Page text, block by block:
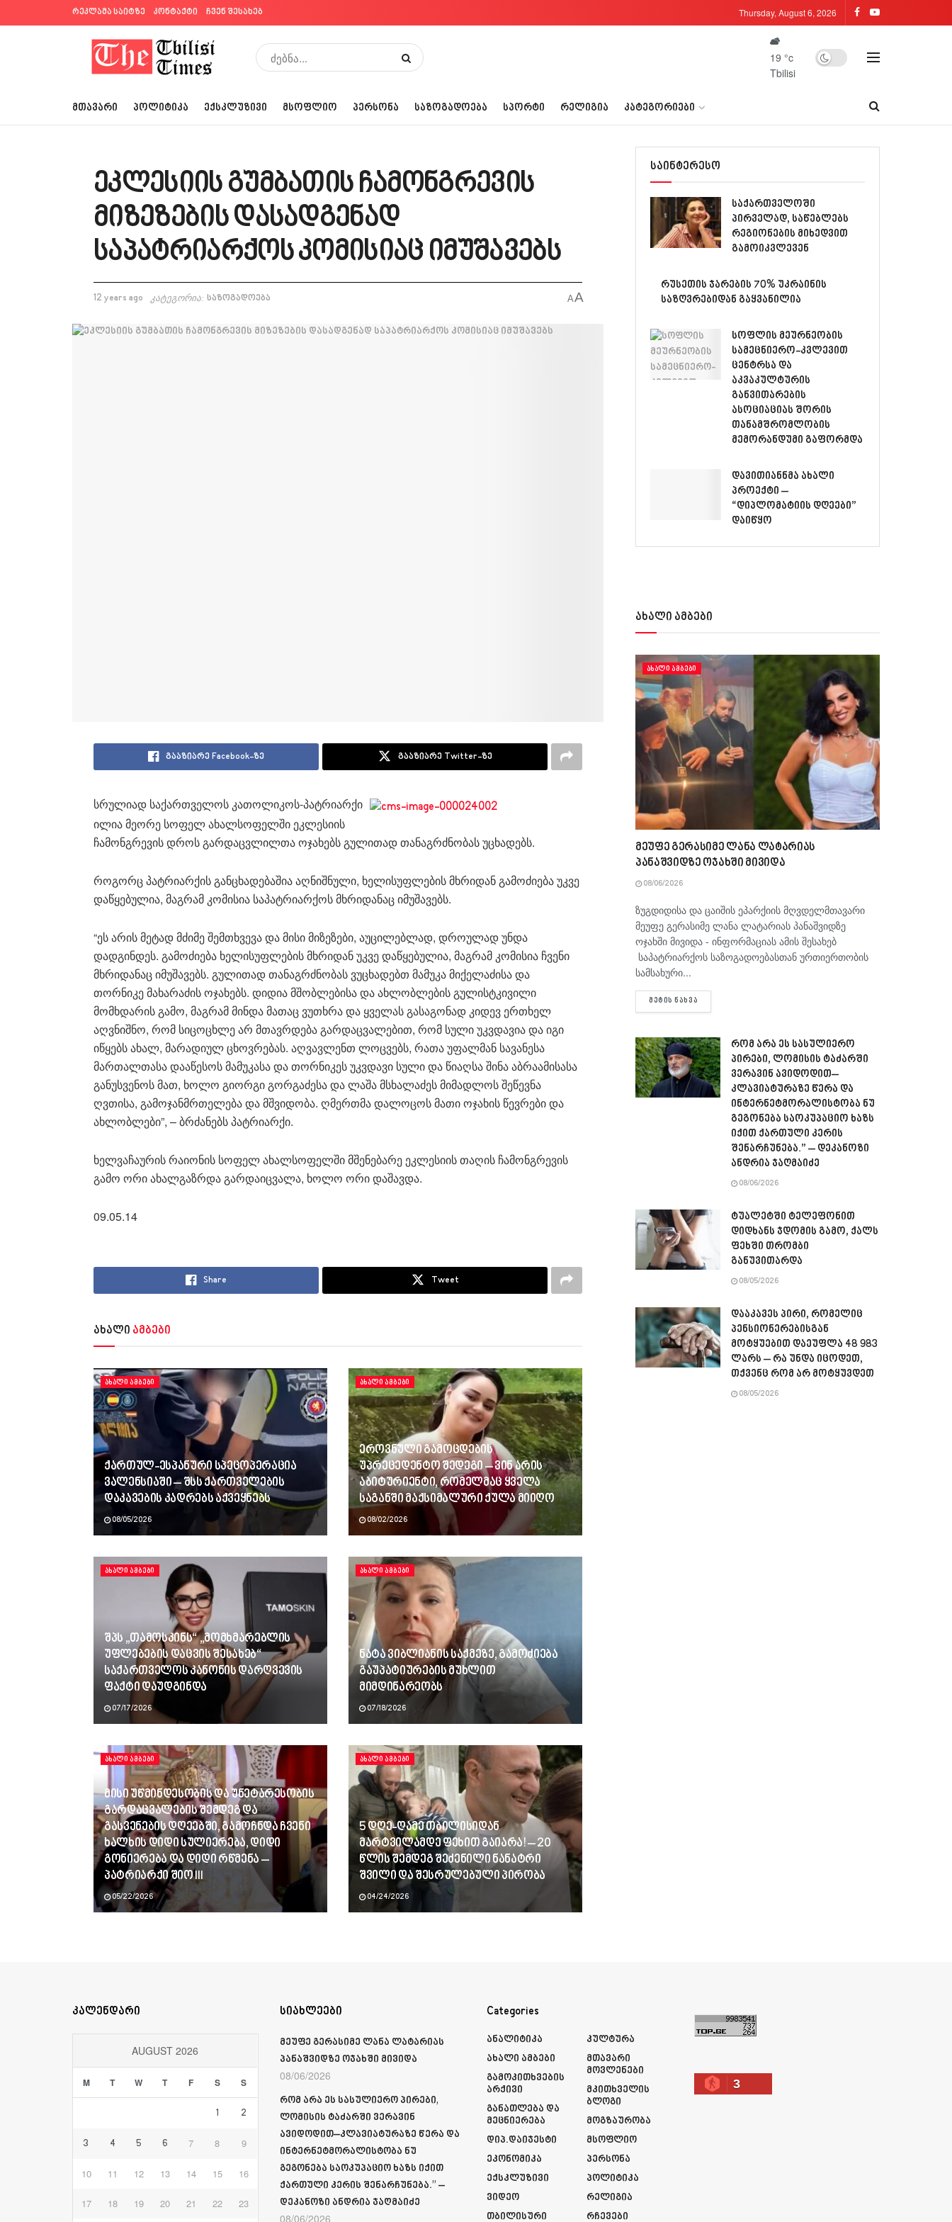
რეკლამა საიტზე კონტაქტი ჩვენ შესახებ Thursday, August 6, 2026
19 °c
Tbilisi
ᲛᲗᲐᲕᲐᲠᲘ ᲞᲝᲚᲘᲢᲘᲙᲐ ᲔᲥᲡᲙᲚᲣᲖᲘᲕᲘ ᲛᲡᲝᲤᲚᲘᲝ ᲞᲔᲠᲡᲝᲜᲐ ᲡᲐᲖᲝᲒᲐᲓᲝᲔᲑᲐ ᲡᲞᲝᲠᲢᲘ ᲠᲔᲚᲘᲒᲘᲐ ᲙᲐᲢᲔᲒᲝᲠᲘᲔᲑᲘ
ეკლესიის გუმბათის ჩამონგრევის
მიზეზების დასადგენად
საპატრიარქოს კომისიაც იმუშავებს
12 years ago კატეგორია: საზოგადოება AA
გააზიარე Facebook-ზე გააზიარე Twitter-ზე
სრულიად საქართველოს კათოლიკოს-პატრიარქი
ილია მეორე სოფელ ახალსოფელში ეკლესიის
ჩამონგრევის დროს გარდაცვლილთა ოჯახებს გულითად თანაგრძნობას უცხადებს.
როგორც პატრიარქის განცხადებაშია აღნიშნული, ხელისუფლების მხრიდან გამოძიება უკვე
დაწყებულია, მაგრამ კომისია საპატრიარქოს მხრიდანაც იმუშავებს.
“ეს არის მეტად მძიმე შემთხვევა და მისი მიზეზები, აუცილებლად, დროულად უნდა
დადგინდეს. გამოძიება ხელისუფლების მხრიდან უკვე დაწყებულია, მაგრამ კომისია ჩვენი
მხრიდანაც იმუშავებს. გულითად თანაგრძნობას ვუცხადებთ მამუკა მიქელაძისა და
თორნიკე მახარაძის ოჯახებს. დიდია მშობლებისა და ახლობლების გულისტკივილი
მომხდარის გამო, მაგრამ მინდა მათაც ვუთხრა და ყველას გასაგონად კიდევ ერთხელ
აღვნიშნო, რომ სიცოცხლე არ მთავრდება გარდაცვალებით, რომ სული უკვდავია და იგი
იწყებს ახალ, მარადიულ ცხოვრებას. აღვავლენთ ლოცვებს, რათა უფალმან სავანესა
მართალთასა დააწესოს მამუკასა და თორნიკეს უკვდავი სული და წიაღსა შინა აბრაამისასა
განუსვენოს მათ, ხოლო გიორგი გორგაძესა და ლაშა მსხალაძეს მიმადლოს შეწევნა
ღვთისა, გამოჯანმრთელება და მშვიდობა. ღმერთმა დალოცოს მათი ოჯახის წევრები და
ახლობლები”, – ბრძანებს პატრიარქი.
ხელვაჩაურის რაიონის სოფელ ახალსოფელში მშენებარე ეკლესიის თაღის ჩამონგრევის
გამო ორი ახალგაზრდა გარდაიცვალა, ხოლო ორი დაშავდა.
09.05.14
Share Tweet
ახალი ამბები
ᲐᲮᲐᲚᲘ ᲐᲛᲑᲔᲑᲘ
ქართულ-ესპანური სპეცოპერაცია
ვალენსიაში – შსს ქართველების
დაკავების კადრებს აქვეყნებს
08/05/2026
ᲐᲮᲐᲚᲘ ᲐᲛᲑᲔᲑᲘ
ეროვნული გამოცდების
უპრეცედენტო შედეგი – ვინ არის
აბიტურიენტი, რომელმაც ყველა
საგანში მაქსიმალური ქულა მიიღო
08/02/2026
ᲐᲮᲐᲚᲘ ᲐᲛᲑᲔᲑᲘ
შპს „თამოსკინს“ „მომხმარებლის
უფლებების დაცვის შესახებ“
საქართველოს კანონის დარღვევის
ფაქტი დაუდგინდა
07/17/2026
ᲐᲮᲐᲚᲘ ᲐᲛᲑᲔᲑᲘ
ნატა ვიბლიანის საქმეზე, გამოძიება
გაუპატიურების მუხლით
მიმდინარეობს
07/18/2026
ᲐᲮᲐᲚᲘ ᲐᲛᲑᲔᲑᲘ
მისი უწმინდესობის და უნეტარესობის
გარდაცვალების შემდეგ და
გასვენების დღეებში, გამოჩნდა ჩვენი
ხალხის დიდი სულიერება, დიდი
გონიერება და დიდი რწმენა –
პატრიარქი შიო III
05/22/2026
ᲐᲮᲐᲚᲘ ᲐᲛᲑᲔᲑᲘ
5 დღე-ღამე თბილისიდან
მარტვილამდე ფეხით გაიარა! – 20
წლის შემდეგ შეძენილი ნანატრი
შვილი და შესრულებული პირობა
04/24/2026
საინტერესო
საქართველოში
პირველად, საწებლებს
რეგიონების მიხედვით
გამოიკვლევენ
რუსეთის ჯარების 70% უკრაინის
საზღვრებიდან გაყვანილია
სოფლის მეურნეობის
სამეცნიერო-კვლევით
ცენტრსა და
აკვაკულტურის
განვითარების
ასოციაციას შორის
თანამშრომლობის
მემორანდუმი გაფორმდა
დავითიანნმა ახალი
პროექტი –
“დიპლომატიის დღეები”
დაიწყო
ახალი ამბები
ᲐᲮᲐᲚᲘ ᲐᲛᲑᲔᲑᲘ
მეუფე გერასიმე ლანა ლატარიას
პანაშვიდზე ოჯახში მივიდა
08/06/2026
ზუგდიდისა და ცაიშის ეპარქიის მღვდელმთავარი
მეუფე გერასიმე ლანა ლატარიას პანაშვიდზე
ოჯახში მივიდა - ინფორმაციას ამის შესახებ
საპატრიარქოს საზოგადოებასთან ურთიერთობის
სამსახური...
ᲛᲔᲢᲘᲡ ᲜᲐᲮᲕᲐ
რომ არა ეს სასულიერო
პირები, ლომისის ტაძარში
ვერავინ ავიდოდით–
კლავიატურაზე წერა და
ინტერნეტმორალისტობა ნუ
გეგონება საოკუპაციო ხაზს
იქით ქართული კერის
შენარჩუნება.” – დეკანოზი
ანდრია ჯაღმაიძე
08/06/2026
ტუალეტში ტელეფონით
დიდხანს ჯდომის გამო, ქალს
ფეხში თრომბი
განუვითარდა
08/05/2026
დააკავეს პირი, რომელიც
პენსიონერებისგან
მოტყუებით დაეუფლა 48 983
ლარს – რა უნდა იცოდეთ,
თქვენც რომ არ მოტყუვდეთ
08/05/2026
კალენდარი
AUGUST 2026
M T W T F S S
1 2
3 4 5 6 7 8 9
10 11 12 13 14 15 16
17 18 19 20 21 22 23
სიახლეები
მეუფე გერასიმე ლანა ლატარიას
პანაშვიდზე ოჯახში მივიდა
08/06/2026
რომ არა ეს სასულიერო პირები,
ლომისის ტაძარში ვერავინ
ავიდოდით–კლავიატურაზე წერა და
ინტერნეტმორალისტობა ნუ
გეგონება საოკუპაციო ხაზს იქით
ქართული კერის შენარჩუნება.” –
დეკანოზი ანდრია ჯაღმაიძე
08/06/2026
Categories
Ანალიტიკა
Ახალი Ამბები
Გამოკითხვების
Არქივი
Განათლება Და
Მეცნიერება
Დიპ.დაიჯესტი
Ეკონომიკა
Ექსკლუზივი
Ვიდეო
Თბილისური
Კულტურა
Მთავარი
Მოვლენები
Მკითხველის
Ბლოგი
Მოგზაურობა
Მსოფლიო
Პერსონა
Პოლიტიკა
Რელიგია
Რჩევები
3